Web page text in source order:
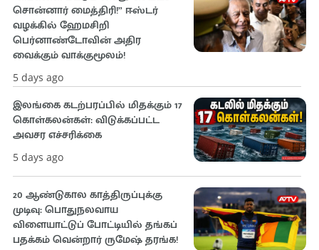
சொன்னார் மைத்திரி!” ஈஸ்டர்
வழக்கில் ஹேமசிறி
பெர்னாண்டோவின் அதிர
வைக்கும் வாக்குமூலம்!
5 days ago
இலங்கை கடற்பரப்பில் மிதக்கும் 17
கொள்கலன்கள்: விடுக்கப்பட்ட
அவசர எச்சரிக்கை
5 days ago
20 ஆண்டுகால காத்திருப்புக்கு
முடிவு: பொதுநலவாய
விளையாட்டுப் போட்டியில் தங்கப்
பதக்கம் வென்றார் ருமேஷ் தரங்க!